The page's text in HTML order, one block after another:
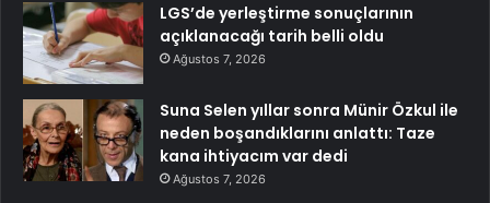
LGS’de yerleştirme sonuçlarının
açıklanacağı tarih belli oldu
Ağustos 7, 2026
Suna Selen yıllar sonra Münir Özkul ile
neden boşandıklarını anlattı: Taze
kana ihtiyacım var dedi
Ağustos 7, 2026